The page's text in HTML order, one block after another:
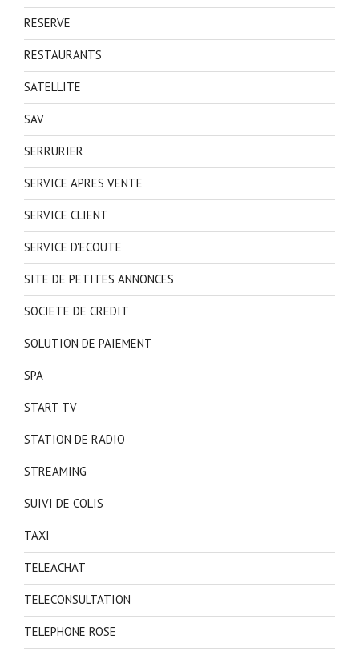
RESERVE
RESTAURANTS
SATELLITE
SAV
SERRURIER
SERVICE APRES VENTE
SERVICE CLIENT
SERVICE D'ECOUTE
SITE DE PETITES ANNONCES
SOCIETE DE CREDIT
SOLUTION DE PAIEMENT
SPA
START TV
STATION DE RADIO
STREAMING
SUIVI DE COLIS
TAXI
TELEACHAT
TELECONSULTATION
TELEPHONE ROSE